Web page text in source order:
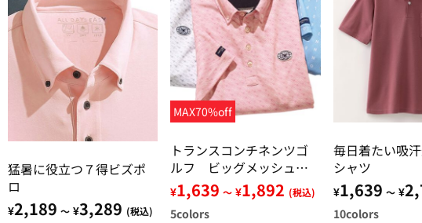
猛暑に役立つ７得ビズポ
ロ
¥2,189 ～ ¥3,289 (税込)
MAX70%off
トランスコンチネンツゴ
ルフ ビッグメッシュ夏
専用ゴルフシャツ
¥1,639 ～ ¥1,892 (税込)
5colors
毎日着たい吸
シャツ
¥1,639 ～ ¥
10colors